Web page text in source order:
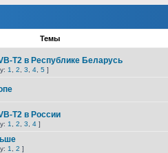
Темы
T2 в Республике Беларусь
1 2 3 4 5 ]
T2 в России
1 2 3 4 ]
1 2 ]